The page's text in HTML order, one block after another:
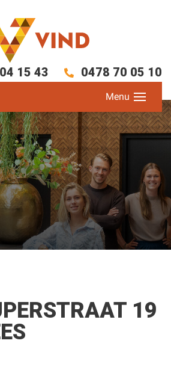
15 43 0478 70 05 10
19